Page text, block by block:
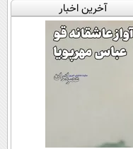
آخرین اخبار